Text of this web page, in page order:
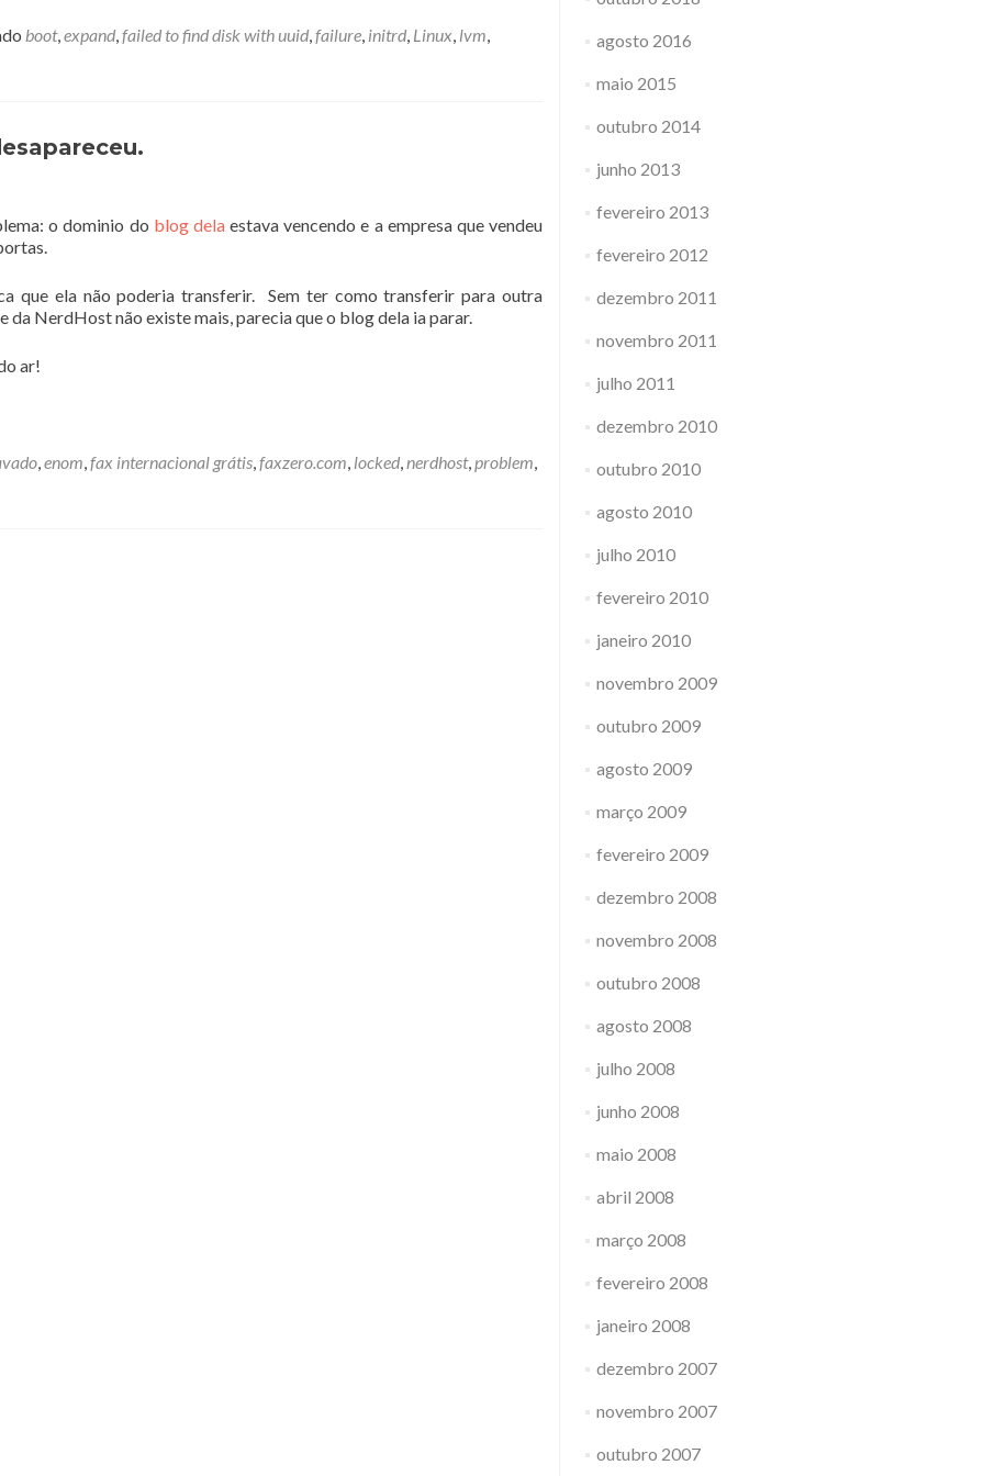
boot,expand,failed to find disk with uuid,failure, initrd, Linux, lvm,
o dominio do blog delaestava vencendo e a empresa que vendeu
que ela não poderia transferir. Sem ter como transferir para outra
NerdHost não existe mais, parecia que o blog dela ia parar.
ar!
,enom,fax internacional grátis,faxzero.com, locked,nerdhost,problem,
agosto 2016
maio 2015
outubro 2014
junho 2013
fevereiro 2013
fevereiro 2012
dezembro 2011
novembro 2011
julho 2011
dezembro 2010
outubro 2010
agosto 2010
julho 2010
fevereiro 2010
janeiro 2010
novembro 2009
outubro 2009
agosto 2009
março 2009
fevereiro 2009
dezembro 2008
novembro 2008
outubro 2008
agosto 2008
julho 2008
junho 2008
maio 2008
abril 2008
março 2008
fevereiro 2008
janeiro 2008
dezembro 2007
novembro 2007
outubro 2007